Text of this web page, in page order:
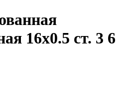
16х0.5 ст. 3 6